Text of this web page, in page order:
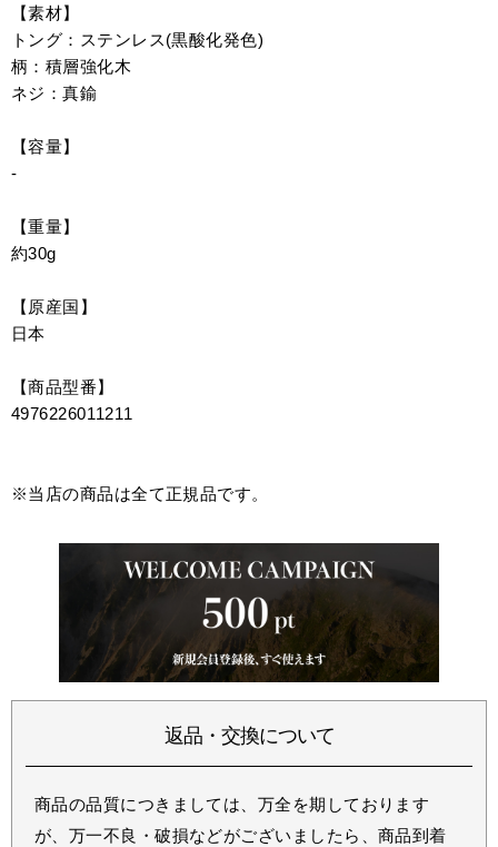
【素材】
トング：ステンレス(黒酸化発色)
柄：積層強化木
ネジ：真鍮
【容量】
-
【重量】
約30g
【原産国】
日本
【商品型番】
4976226011211
※当店の商品は全て正規品です。
返品・交換について
商品の品質につきましては、万全を期しております
が、万一不良・破損などがございましたら、商品到着